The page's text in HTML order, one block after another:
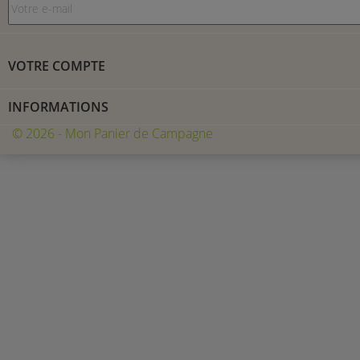
VOTRE COMPTE
INFORMATIONS
© 2026 - Mon Panier de Campagne